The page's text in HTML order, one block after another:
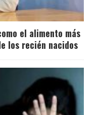
el alimento más
los recién nacidos